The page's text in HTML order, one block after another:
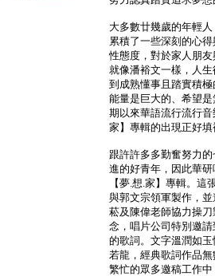
大多數廿幾歲的年輕
累積了一些深刻的心
性態度，對於家人朋
就像潘裕文一樣，人
到成熟懂事且踏實積
能量是巨大的、希望
期以來華語流行流行
家】專輯的出現正好
跟許許多多勤奮努力
進的好青年，因此華
【夢.想.家】專輯。
與郭文宗領軍製作，
菘及陳偉老師協力操
念，唱片公司特別邀
的歌詞。文字溫潤如
若龍，經典歌詞作品
繁忙的眾多邀稿工作